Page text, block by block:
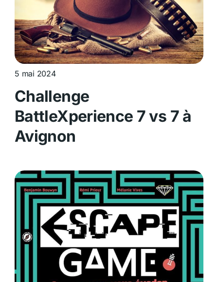
5 mai 2024
Challenge
BattleXperience 7 vs 7 à
Avignon